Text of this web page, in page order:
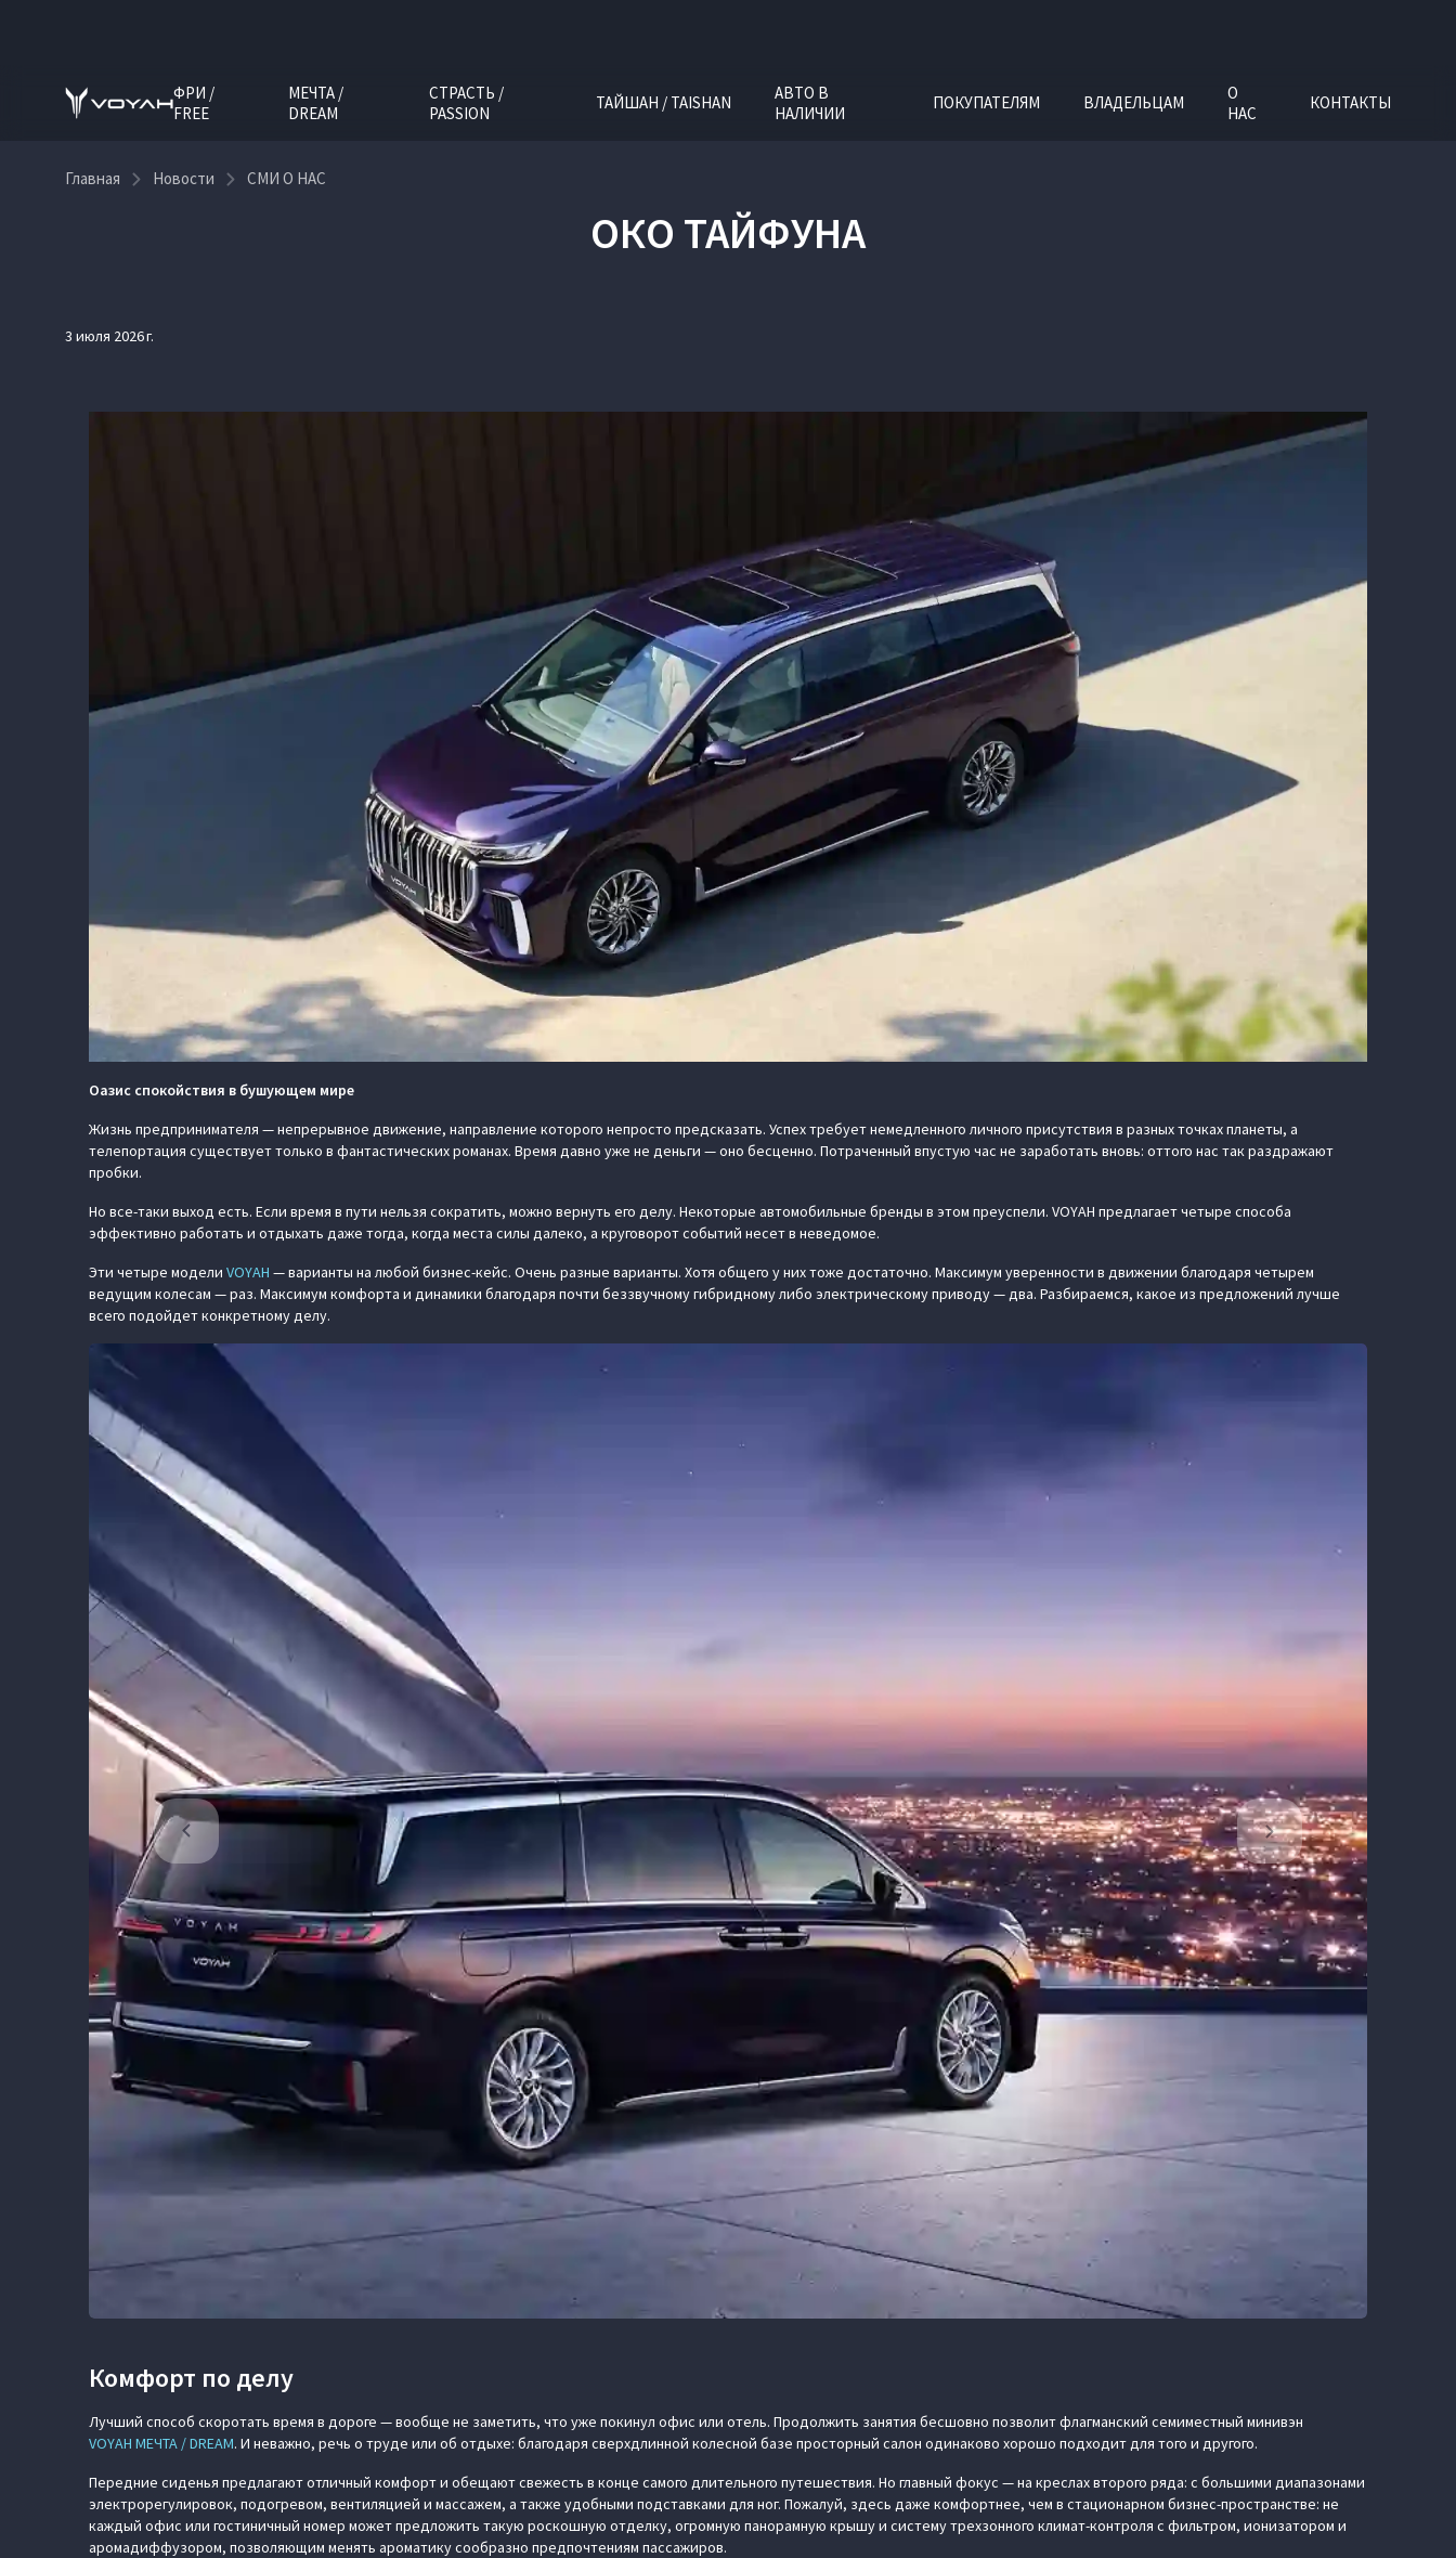
ФРИ /
FREE
МЕЧТА /
DREAM
СТРАСТЬ /
PASSION
ТАЙШАН / TAISHAN
АВТО В
НАЛИЧИИ
ПОКУПАТЕЛЯМ ВЛАДЕЛЬЦАМ
О
НАС
КОНТАКТЫ
Главная Новости СМИ О НАС
ОКО ТАЙФУНА
3 июля 2026 г.
Оазис спокойствия в бушующем мире
Жизнь предпринимателя — непрерывное движение, направление которого непросто предсказать. Успех требует немедленного личного присутствия в разных точках планеты, а
телепортация существует только в фантастических романах. Время давно уже не деньги — оно бесценно. Потраченный впустую час не заработать вновь: оттого нас так раздражают
пробки.
Но все-таки выход есть. Если время в пути нельзя сократить, можно вернуть его делу. Некоторые автомобильные бренды в этом преуспели. VOYAH предлагает четыре способа
эффективно работать и отдыхать даже тогда, когда места силы далеко, а круговорот событий несет в неведомое.
Эти четыре модели VOYAH — варианты на любой бизнес-кейс. Очень разные варианты. Хотя общего у них тоже достаточно. Максимум уверенности в движении благодаря четырем
ведущим колесам — раз. Максимум комфорта и динамики благодаря почти беззвучному гибридному либо электрическому приводу — два. Разбираемся, какое из предложений лучше
всего подойдет конкретному делу.
Комфорт по делу
Лучший способ скоротать время в дороге — вообще не заметить, что уже покинул офис или отель. Продолжить занятия бесшовно позволит флагманский семиместный минивэн
VOYAH МЕЧТА / DREAM. И неважно, речь о труде или об отдыхе: благодаря сверхдлинной колесной базе просторный салон одинаково хорошо подходит для того и другого.
Передние сиденья предлагают отличный комфорт и обещают свежесть в конце самого длительного путешествия. Но главный фокус — на креслах второго ряда: с большими диапазонами
электрорегулировок, подогревом, вентиляцией и массажем, а также удобными подставками для ног. Пожалуй, здесь даже комфортнее, чем в стационарном бизнес-пространстве: не
каждый офис или гостиничный номер может предложить такую роскошную отделку, огромную панорамную крышу и систему трехзонного климат-контроля с фильтром, ионизатором и
аромадиффузором, позволяющим менять ароматику сообразно предпочтениям пассажиров.